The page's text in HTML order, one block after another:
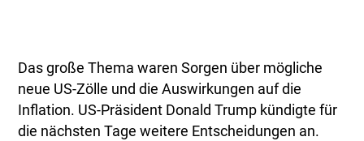
Das große Thema waren Sorgen über mögliche
neue US-Zölle und die Auswirkungen auf die
Inflation. US-Präsident Donald Trump kündigte für
die nächsten Tage weitere Entscheidungen an.